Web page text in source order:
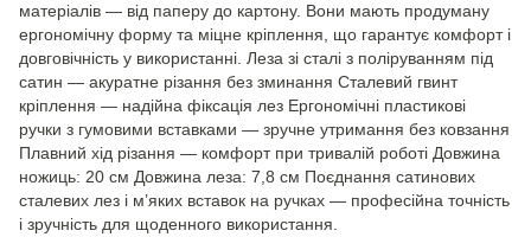
матеріалів — від паперу до картону. Вони мають продуману
ергономічну форму та міцне кріплення, що гарантує комфорт і
довговічність у використанні. Леза зі сталі з поліруванням під
сатин — акуратне різання без зминання Сталевий гвинт
кріплення — надійна фіксація лез Ергономічні пластикові
ручки з гумовими вставками — зручне утримання без ковзання
Плавний хід різання — комфорт при тривалій роботі Довжина
ножиць: 20 см Довжина леза: 7,8 см Поєднання сатинових
сталевих лез і м’яких вставок на ручках — професійна точність
і зручність для щоденного використання.